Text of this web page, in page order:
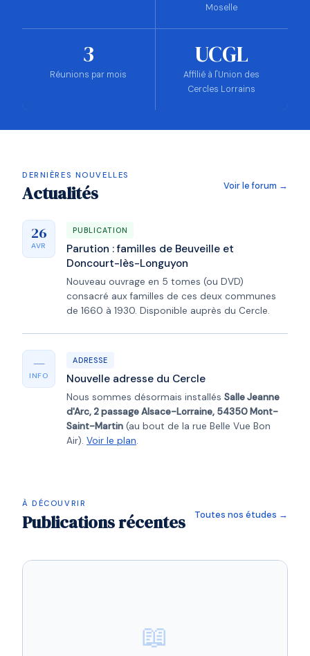
Moselle
3
Réunions par mois
UCGL
Affilié à l'Union des
Cercles Lorrains
DERNIÈRES NOUVELLES
Actualités Voir le forum →
26
AVR
PUBLICATION
Parution : familles de Beuveille et
Doncourt-lès-Longuyon
Nouveau ouvrage en 5 tomes (ou DVD)
consacré aux familles de ces deux communes
de 1660 à 1930. Disponible auprès du Cercle.
—
INFO
ADRESSE
Nouvelle adresse du Cercle
Nous sommes désormais installés Salle Jeanne
d'Arc, 2 passage Alsace-Lorraine, 54350 Mont-
Saint-Martin (au bout de la rue Belle Vue Bon
Air). Voir le plan.
À DÉCOUVRIR
Publications récentes Toutes nos études →
📖